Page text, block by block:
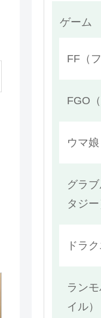
ゲーム
FF（
FGO
ウマ
グラ
タジー
ドラ
ラン
イル）